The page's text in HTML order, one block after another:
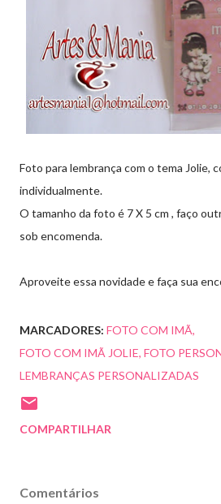
Foto para lembrança com o tema Jolie,
individualmente.
O tamanho da foto é 7 X 5 cm , faço
sob encomenda.
Aproveite essa novidade e faça sua
MARCADORES: FOTO COM IMÃ
FOTO COM IMÃ JOLIE FOTO
LEMBRANÇAS PERSONALIZADAS
COMPARTILHAR
Comentários